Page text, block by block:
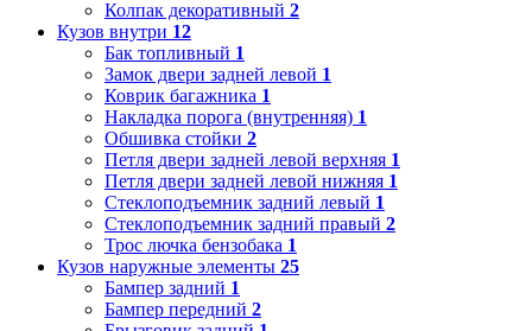
Колпак декоративный 2
Кузов внутри 12
Бак топливный 1
Замок двери задней левой 1
Коврик багажника 1
Накладка порога (внутренняя) 1
Обшивка стойки 2
Петля двери задней левой верхняя 1
Петля двери задней левой нижняя 1
Стеклоподъемник задний левый 1
Стеклоподъемник задний правый 2
Трос лючка бензобака 1
Кузов наружные элементы 25
Бампер задний 1
Бампер передний 2